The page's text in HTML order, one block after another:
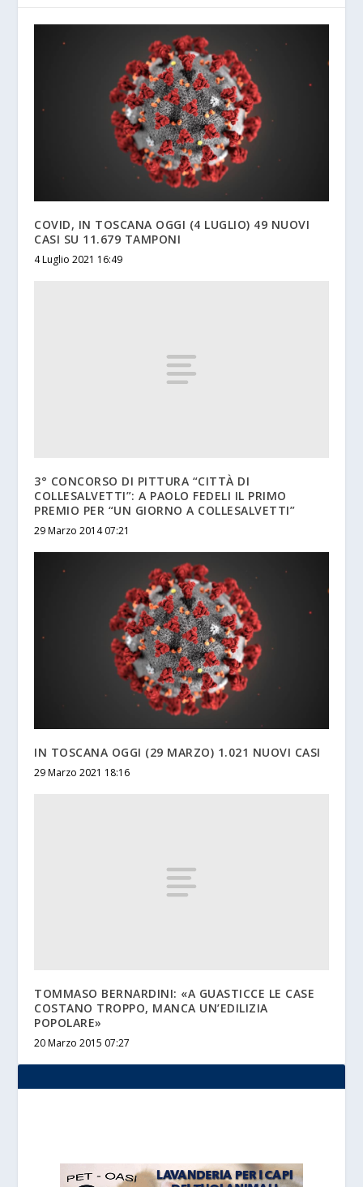
COVID, IN TOSCANA OGGI (4 LUGLIO) 49 NUOVI
CASI SU 11.679 TAMPONI
4 Luglio 2021 16:49
3° CONCORSO DI PITTURA “CITTÀ DI
COLLESALVETTI”: A PAOLO FEDELI IL PRIMO
PREMIO PER “UN GIORNO A COLLESALVETTI”
29 Marzo 2014 07:21
IN TOSCANA OGGI (29 MARZO) 1.021 NUOVI CASI
29 Marzo 2021 18:16
TOMMASO BERNARDINI: «A GUASTICCE LE CASE
COSTANO TROPPO, MANCA UN’EDILIZIA
POPOLARE»
20 Marzo 2015 07:27